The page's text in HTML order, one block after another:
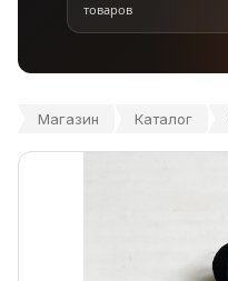
товаров
Магазин Каталог